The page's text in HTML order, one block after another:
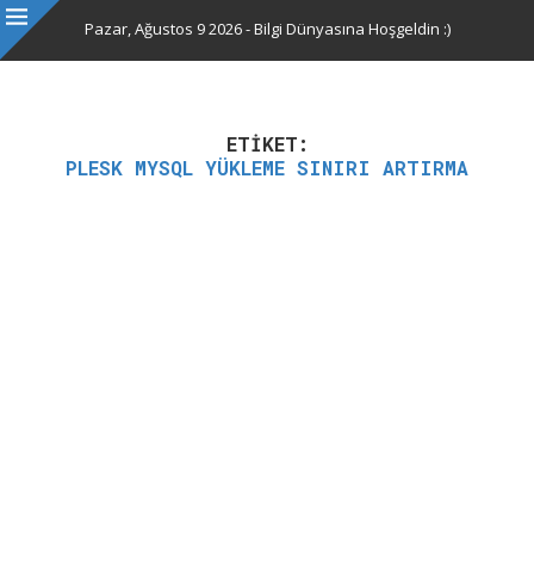
Pazar, Ağustos 9 2026 - Bilgi Dünyasına Hoşgeldin :)
ETIKET:
PLESK MYSQL YÜKLEME SINIRI ARTIRMA